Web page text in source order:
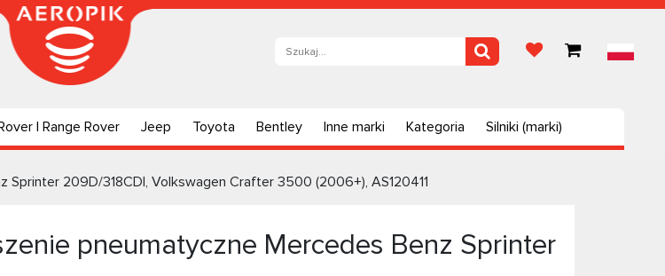
| Range Rover Jeep Toyota Bentley Inne marki Kategoria Silniki (marki)
209D/318CDI, Volkswagen Crafter 3500 (2006+), AS120411
pneumatyczne Mercedes Benz Sprinter